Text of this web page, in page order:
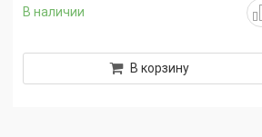
В наличии
В корзину